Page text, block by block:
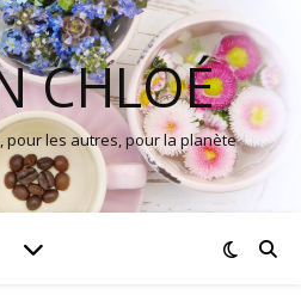
CHLOÉ
pour les autres, pour la planète